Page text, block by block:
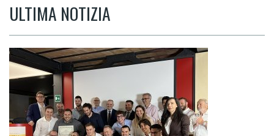
ULTIMA NOTIZIA